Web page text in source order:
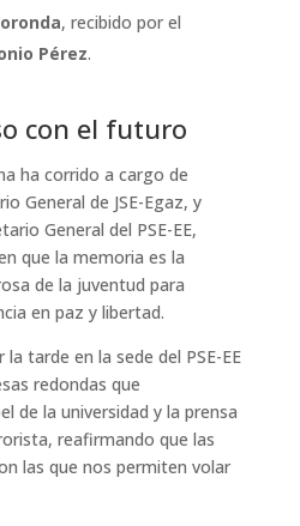
, recibido por el
Pérez.
con el futuro
ha corrido a cargo de
General de JSE-Egaz, y
General del PSE-EE,
que la memoria es la
de la juventud para
en paz y libertad.
tarde en la sede del PSE-EE
redondas que
de la universidad y la prensa
reafirmando que las
las que nos permiten volar